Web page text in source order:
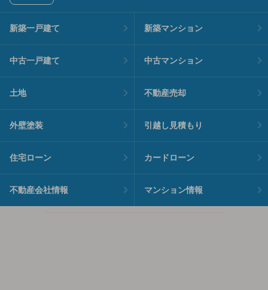
新築一戸建て 新築マンション
中古一戸建て 中古マンション
土地 不動産売却
外壁塗装 引越し見積もり
住宅ローン カードローン
不動産会社情報 マンション情報